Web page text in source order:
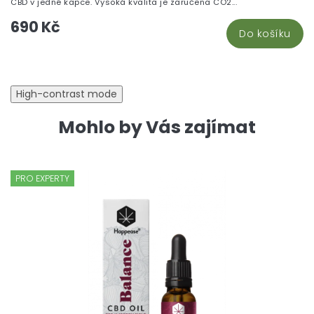
690 Kč Do košíku
High-contrast mode
Mohlo by Vás zajímat
PRO EXPERTY